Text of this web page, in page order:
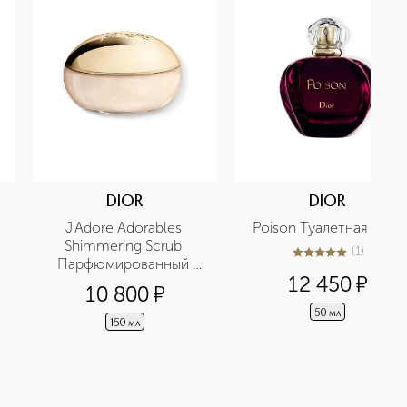
DIOR
J'Adore Adorables
Shimmering Scrub
Парфюмированный
скраб для тела
10 800¤
150 мл
DIOR
Poison Туалетная вода
5из 51 (1)
12 450¤
50 мл